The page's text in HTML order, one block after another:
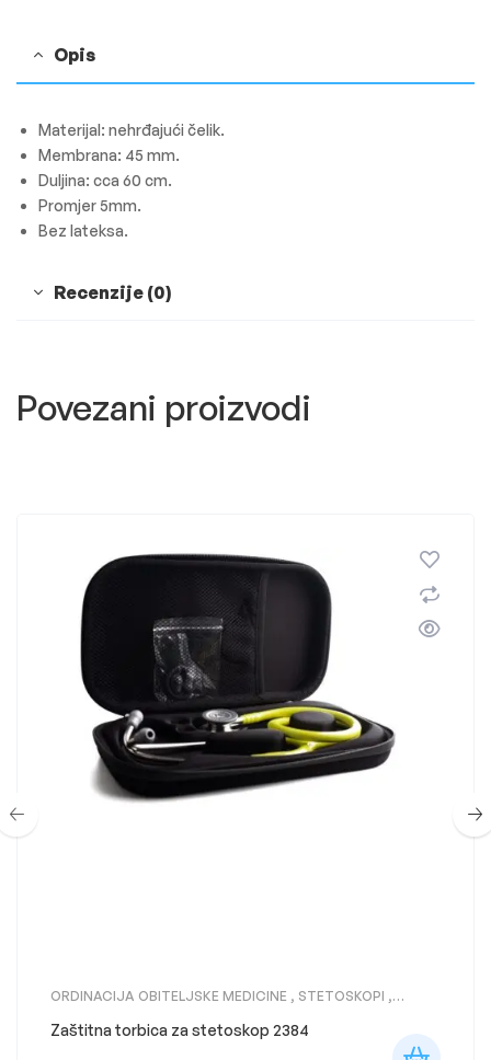
Opis
Materijal: nehrđajući čelik.
Membrana: 45 mm.
Duljina: cca 60 cm.
Promjer 5mm.
Bez lateksa.
Recenzije (0)
ORDINACIJA OBITELJSKE MEDICINE , STETOSKOPI ,
Zaštitna torbica za stetoskop 2384